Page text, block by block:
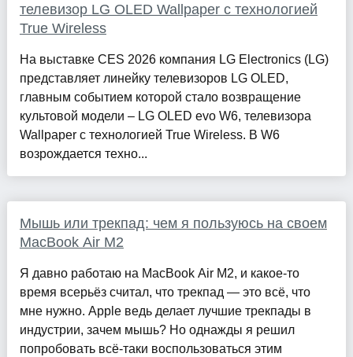
телевизор LG OLED Wallpaper с технологией
True Wireless
На выставке CES 2026 компания LG Electronics (LG)
представляет линейку телевизоров LG OLED,
главным событием которой стало возвращение
культовой модели – LG OLED evo W6, телевизора
Wallpaper с технологией True Wireless. В W6
возрождается техно...
Мышь или трекпад: чем я пользуюсь на своем
MacBook Air M2
Я давно работаю на MacBook Air M2, и какое-то
время всерьёз считал, что трекпад — это всё, что
мне нужно. Apple ведь делает лучшие трекпады в
индустрии, зачем мышь? Но однажды я решил
попробовать всё-таки воспользоваться этим